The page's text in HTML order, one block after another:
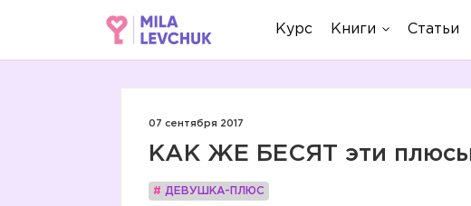
Курс Книги Статьи
07 сентября 2017
КАК ЖЕ БЕСЯТ эти
# ДЕВУШКА-ПЛЮС